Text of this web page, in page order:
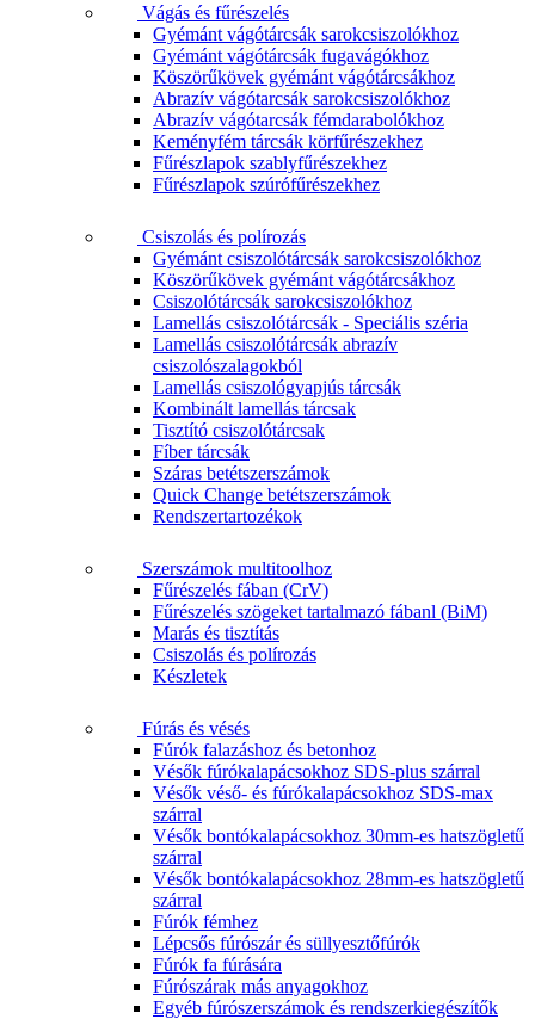
Vágás és fűrészelés
Gyémánt vágótárcsák sarokcsiszolókhoz
Gyémánt vágótárcsák fugavágókhoz
Köszörűkövek gyémánt vágótárcsákhoz
Abrazív vágótarcsák sarokcsiszolókhoz
Abrazív vágótarcsák fémdarabolókhoz
Keményfém tárcsák körfűrészekhez
Fűrészlapok szablyfűrészekhez
Fűrészlapok szúrófűrészekhez
Csiszolás és polírozás
Gyémánt csiszolótárcsák sarokcsiszolókhoz
Köszörűkövek gyémánt vágótárcsákhoz
Csiszolótárcsák sarokcsiszolókhoz
Lamellás csiszolótárcsák - Speciális széria
Lamellás csiszolótárcsák abrazív
csiszolószalagokból
Lamellás csiszológyapjús tárcsák
Kombinált lamellás tárcsak
Tisztító csiszolótárcsak
Fíber tárcsák
Száras betétszerszámok
Quick Change betétszerszámok
Rendszertartozékok
Szerszámok multitoolhoz
Fűrészelés fában (CrV)
Fűrészelés szögeket tartalmazó fábanl (BiM)
Marás és tisztítás
Csiszolás és polírozás
Készletek
Fúrás és vésés
Fúrók falazáshoz és betonhoz
Vésők fúrókalapácsokhoz SDS-plus szárral
Vésők véső- és fúrókalapácsokhoz SDS-max
szárral
Vésők bontókalapácsokhoz 30mm-es hatszögletű
szárral
Vésők bontókalapácsokhoz 28mm-es hatszögletű
szárral
Fúrók fémhez
Lépcsős fúrószár és süllyesztőfúrók
Fúrók fa fúrására
Fúrószárak más anyagokhoz
Egyéb fúrószerszámok és rendszerkiegészítők